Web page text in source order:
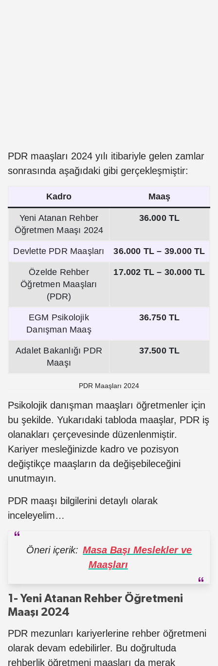
PDR maaşları 2024 yılı itibariyle gelen zamlar
sonrasında aşağıdaki gibi gerçekleşmiştir:
Kadro Maaş
Yeni Atanan Rehber
Öğretmen Maaşı 2024
36.000 TL
Devlette PDR Maaşları 36.000 TL – 39.000 TL
Özelde Rehber
Öğretmen Maaşları
(PDR)
17.002 TL – 30.000 TL
EGM Psikolojik
Danışman Maaş
36.750 TL
Adalet Bakanlığı PDR
Maaşı
37.500 TL
PDR Maaşları 2024
Psikolojik danışman maaşları öğretmenler için
bu şekilde. Yukarıdaki tabloda maaşlar, PDR iş
olanakları çerçevesinde düzenlenmiştir.
Kariyer mesleğinizde kadro ve pozisyon
değiştikçe maaşların da değişebileceğini
unutmayın.
PDR maaşı bilgilerini detaylı olarak
inceleyelim…
Öneri içerik: Masa Başı Meslekler ve
Maaşları
1- Yeni Atanan Rehber Öğretmeni
Maaşı 2024
PDR mezunları kariyerlerine rehber öğretmeni
olarak devam edebilirler. Bu doğrultuda
rehberlik öğretmeni maaşları da merak